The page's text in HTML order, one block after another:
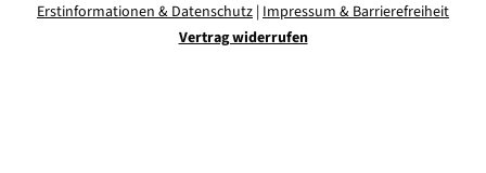
Erstinformationen & Datenschutz | Impressum & Barrierefreiheit
Vertrag widerrufen